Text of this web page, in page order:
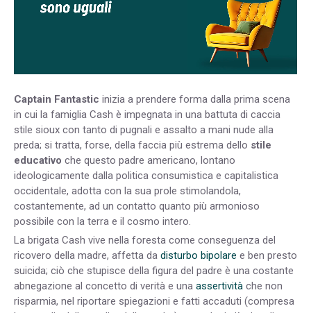
Captain Fantastic inizia a prendere forma dalla prima scena
in cui la famiglia Cash è impegnata in una battuta di caccia
stile sioux con tanto di pugnali e assalto a mani nude alla
preda; si tratta, forse, della faccia più estrema dello stile
educativo che questo padre americano, lontano
ideologicamente dalla politica consumistica e capitalistica
occidentale, adotta con la sua prole stimolandola,
costantemente, ad un contatto quanto più armonioso
possibile con la terra e il cosmo intero.
La brigata Cash vive nella foresta come conseguenza del
ricovero della madre, affetta da disturbo bipolare e ben presto
suicida; ciò che stupisce della figura del padre è una costante
abnegazione al concetto di verità e una assertività che non
risparmia, nel riportare spiegazioni e fatti accaduti (compresa